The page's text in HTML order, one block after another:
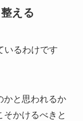
える
いるわけです
かと思われるか
そかけるべきと